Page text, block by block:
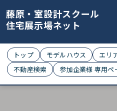
藤原・室設計スクール
住宅展示場ネット
トップ モデルハウス エリ
不動産検索
参加企業様 専用ペ